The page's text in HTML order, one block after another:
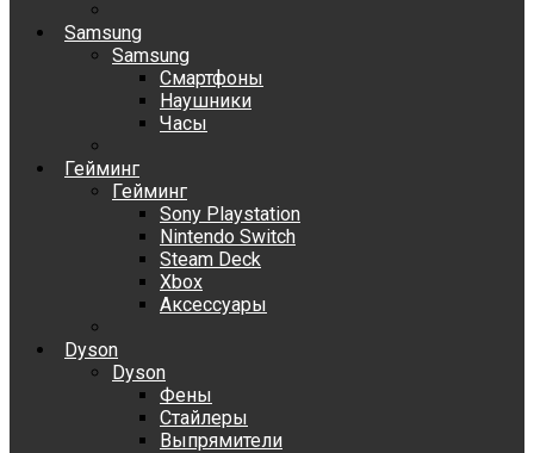
Samsung
Samsung
Смартфоны
Наушники
Часы
Гейминг
Гейминг
Sony Playstation
Nintendo Switch
Steam Deck
Xbox
Аксессуары
Dyson
Dyson
Фены
Стайлеры
Выпрямители